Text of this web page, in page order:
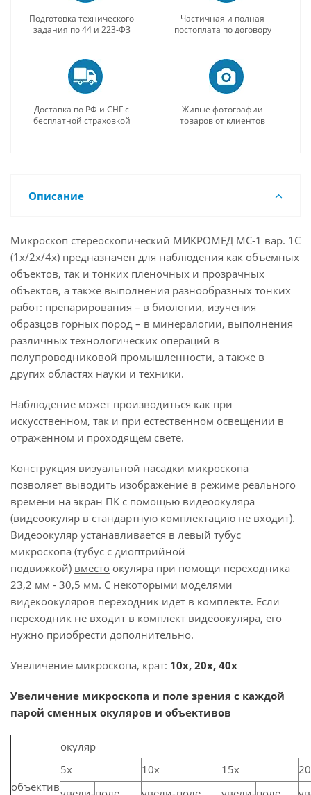
Подготовка технического
задания по 44 и 223-ФЗ
Частичная и полная
постоплата по договору
Доставка по РФ и СНГ с
бесплатной страховкой
Живые фотографии
товаров от клиентов
Описание
Микроскоп стереоскопический МИКРОМЕД МС-1 вар. 1С
(1х/2х/4х) предназначен для наблюдения как объемных
объектов, так и тонких пленочных и прозрачных
объектов, а также выполнения разнообразных тонких
работ: препарирования – в биологии, изучения
образцов горных пород – в минералогии, выполнения
различных технологических операций в
полупроводниковой промышленности, а также в
других областях науки и техники.
Наблюдение может производиться как при
искусственном, так и при естественном освещении в
отраженном и проходящем свете.
Конструкция визуальной насадки микроскопа
позволяет выводить изображение в режиме реального
времени на экран ПК с помощью видеоокуляра
(видеоокуляр в стандартную комплектацию не входит).
Видеоокуляр устанавливается в левый тубус
микроскопа (тубус с диоптрийной
подвижкой) вместо окуляра при помощи переходника
23,2 мм - 30,5 мм. С некоторыми моделями
видекоокуляров переходник идет в комплекте. Если
переходник не входит в комплект видеоокуляра, его
нужно приобрести дополнительно.
Увеличение микроскопа, крат: 10х, 20х, 40х
Увеличение микроскопа и поле зрения с каждой
парой сменных окуляров и объективов
объектив
окуляр
5х
10х 15х